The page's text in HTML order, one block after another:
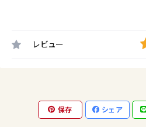
レビュー
保存 シェア